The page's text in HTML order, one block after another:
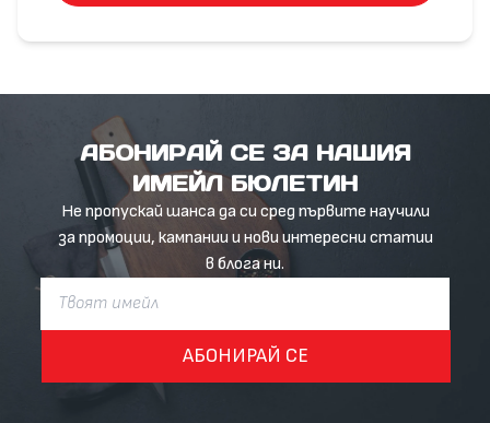
АБОНИРАЙ СЕ ЗА НАШИЯ
ИМЕЙЛ БЮЛЕТИН
Не пропускай шанса да си сред първите научили
за промоции, кампании и нови интересни статии
в блога ни.
АБОНИРАЙ СЕ